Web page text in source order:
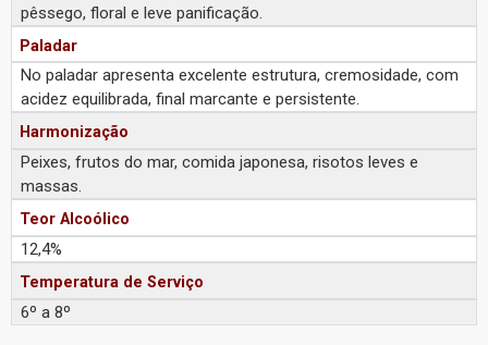
pêssego, floral e leve panificação.
Paladar
No paladar apresenta excelente estrutura, cremosidade, com
acidez equilibrada, final marcante e persistente.
Harmonização
Peixes, frutos do mar, comida japonesa, risotos leves e
massas.
Teor Alcoólico
12,4%
Temperatura de Serviço
6º a 8º